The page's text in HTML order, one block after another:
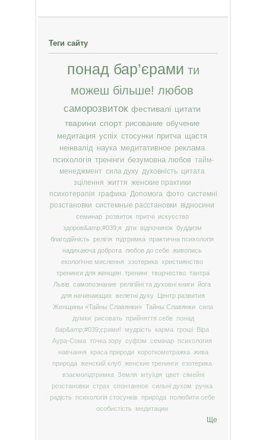
Теги сайту
понад бар’єрами ти
можеш більше! любов
саморозвиток фестивалі цитати
тварини спорт рисование обучение
медитация успіх стосунки притча щастя
неінвалід наука медитативное реклама
психологія тренінги безумовна любов тайм-
менеджмент сила духу духовність цитата
зцілення життя женские практики
психотерапія графика Допомога фото системні
розстановки системные расстановки відносини
семинар розвиток притчі
искусство
здоров&amp;#039;я
діти відпочинок буддизм
благодійність
релігія підтримка
практична психологія
надихаюча доброта
любов до себе живопись
екологічне мислення
эзотерика християнство
тренинги для женщин тренинг творчество тантра
Львів самопознание релігійні та духовні книги йога
для начинающих
велетні духу
Центр развития
Женщины «Тайны Славянки» Тайны Славянки сила
думки
рисовать прийняття себе
понад
бар&amp;#039;єрами!
мудрість карма гроші Віра
Аура-Сома точка зору суфізм семінар психология
навчання
краса природи короткометражка жива
природа женский клуб женские тренинги езотерика
взаємопідтримка Земля інтуїція цвет сімейні
розстановки страх спонтанное сильні духом
ручка
радість
психологія стосунків природа
полюбити себе
особистість
медитации
Ще